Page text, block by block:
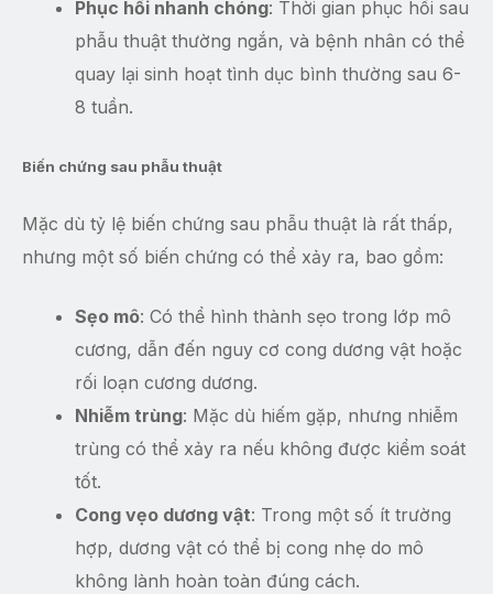
Phục hồi nhanh chóng: Thời gian phục hồi sau
phẫu thuật thường ngắn, và bệnh nhân có thể
quay lại sinh hoạt tình dục bình thường sau 6-
8 tuần.
Biến chứng sau phẫu thuật
Mặc dù tỷ lệ biến chứng sau phẫu thuật là rất thấp,
nhưng một số biến chứng có thể xảy ra, bao gồm:
Sẹo mô: Có thể hình thành sẹo trong lớp mô
cương, dẫn đến nguy cơ cong dương vật hoặc
rối loạn cương dương.
Nhiễm trùng: Mặc dù hiếm gặp, nhưng nhiễm
trùng có thể xảy ra nếu không được kiểm soát
tốt.
Cong vẹo dương vật: Trong một số ít trường
hợp, dương vật có thể bị cong nhẹ do mô
không lành hoàn toàn đúng cách.